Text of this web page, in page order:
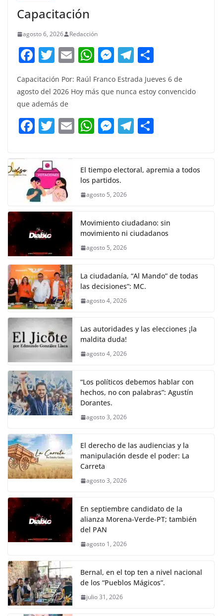
Capacitación
agosto 6, 2026 Redacción
F
a
c
e
b
o
k
T
itt
er
E
m
ai
W
at
A
p
M
ss
n
g
T
el
e
a
m
m
p
Capacitación Por: Raúl Franco Estrada Jueves 6 de
agosto del 2026 Hoy más que nunca estoy convencido
que además de
F
e
b
o
o
k
T
itt
er
E W
s
A
p
M
e
n
er
T
gr p
El tiempo electoral, apremia a todos
los partidos.
agosto 5, 2026
Movimiento ciudadano: sin
movimiento ni ciudadanos
agosto 5, 2026
La ciudadanía, “Al Mando” de todas
las decisiones”: MC.
agosto 4, 2026
Las autoridades y las elecciones ¡la
maldita duda!
agosto 4, 2026
“Los políticos debemos hablar con
hechos, no con palabras”: Agustín
Dorantes.
agosto 3, 2026
El derecho de las audiencias y la
manipulación desde el poder: La
Carreta
agosto 3, 2026
En septiembre candidato de la
alianza Morena-Verde-PT; también
del PAN
agosto 1, 2026
Bernal, en el top ten a nivel nacional
de los “Pueblos Mágicos”.
julio 31, 2026